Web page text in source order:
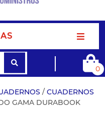
0
/ CUADERNOS
GAMA DURABOOK